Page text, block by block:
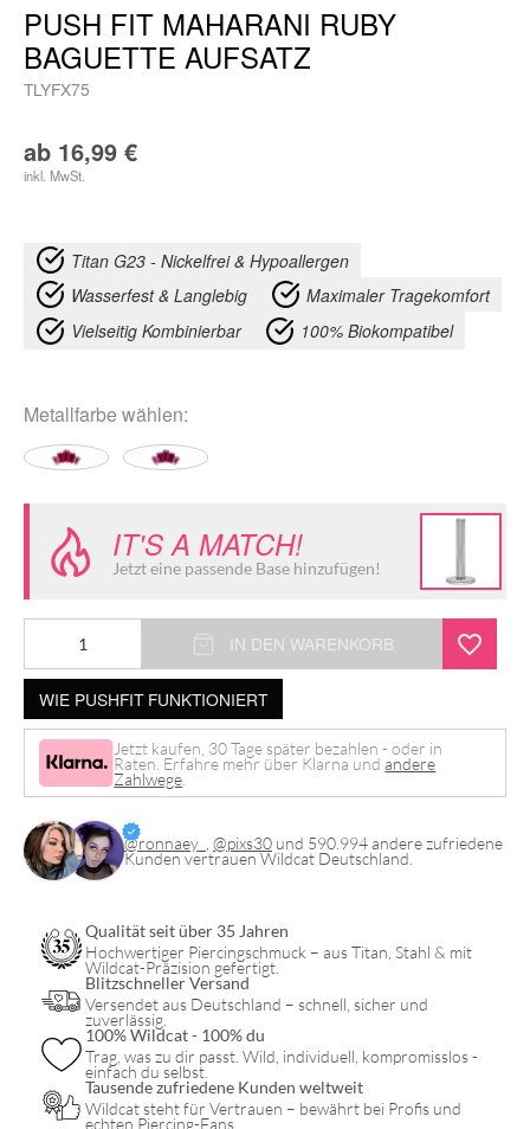
PUSH FIT MAHARANI RUBY
BAGUETTE AUFSATZ
TLYFX75
ab 16,99 €
inkl. MwSt.
Titan G23 - Nickelfrei & Hypoallergen
Wasserfest & Langlebig
Maximaler Tragekomfort
Vielseitig Kombinierbar
100% Biokompatibel
Metallfarbe wählen:
IT'S A MATCH!
Jetzt eine passende Base hinzufügen!
IN DEN WARENKORB
WIE PUSHFIT FUNKTIONIERT
Jetzt kaufen, 30 Tage später bezahlen - oder in
Raten. Erfahre mehr über Klarna undandere
Zahlwege
@ronnaey_ @pixs30 und 590.994 andere zufriedene
Kunden vertrauen Wildcat Deutschland.
Qualität seit über 35 Jahren
Hochwertiger Piercingschmuck – aus Titan, Stahl & mit
Wildcat-Präzision gefertigt.
Blitzschneller Versand
Versendet aus Deutschland – schnell, sicher und
zuverlässig.
100% Wildcat - 100% du
Trag, was zu dir passt. Wild, individuell, kompromisslos -
einfach du selbst.
Tausende zufriedene Kunden weltweit
Wildcat steht für Vertrauen – bewährt bei Profis und
echten Piercing-Fans.